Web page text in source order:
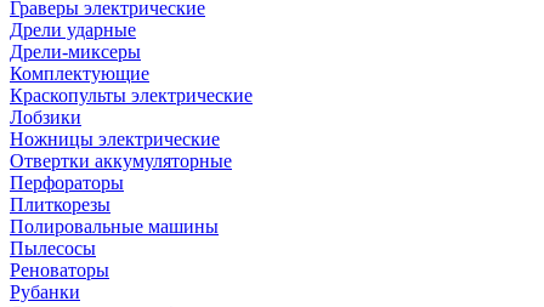
Граверы электрические
Дрели ударные
Дрели-миксеры
Комплектующие
Краскопульты электрические
Лобзики
Ножницы электрические
Отвертки аккумуляторные
Перфораторы
Плиткорезы
Полировальные машины
Пылесосы
Реноваторы
Рубанки